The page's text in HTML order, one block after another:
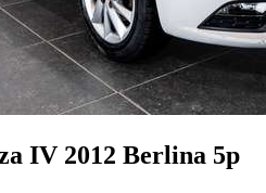
IV 2012 Berlina 5p